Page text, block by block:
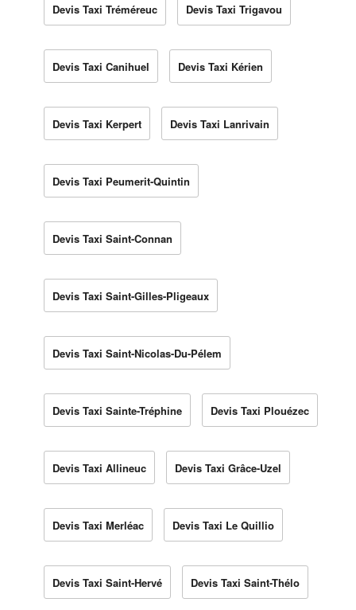
Devis Taxi Tréméreuc Devis Taxi Trigavou
Devis Taxi Canihuel Devis Taxi Kérien
Devis Taxi Kerpert Devis Taxi Lanrivain
Devis Taxi Peumerit-Quintin
Devis Taxi Saint-Connan
Devis Taxi Saint-Gilles-Pligeaux
Devis Taxi Saint-Nicolas-Du-Pélem
Devis Taxi Sainte-Tréphine Devis Taxi Plouézec
Devis Taxi Allineuc Devis Taxi Grâce-Uzel
Devis Taxi Merléac Devis Taxi Le Quillio
Devis Taxi Saint-Hervé Devis Taxi Saint-Thélo